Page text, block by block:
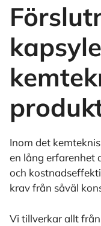
Inom det
en lång erfarenhet
och
krav från såväl
Vi tillverkar allt